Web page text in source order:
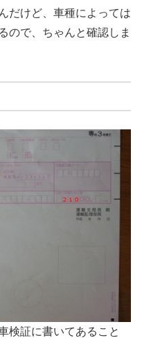
だけど、車種によっては
ので、ちゃんと確認しま
検証に書いてあること